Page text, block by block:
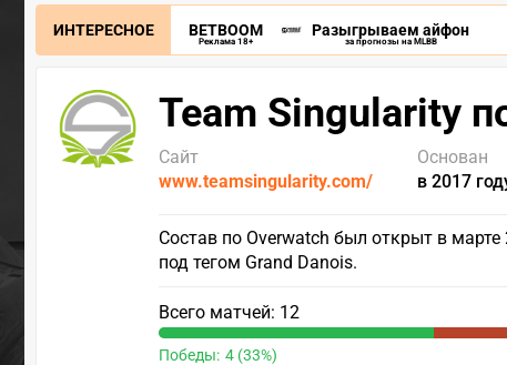
ИНТЕРЕСНОЕ BETBOOM
Реклама 18+
Разыгрываем айфон
за прогнозы на MLBB
Team Singularity
Сайт
www.teamsingularity.com/
Основан
в 2017
Состав по Overwatch был открыт в
под тегом Grand Danois.
Всего матчей: 12
Победы: 4 (33%)